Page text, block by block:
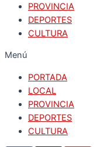
PROVINCIA
DEPORTES
CULTURA
Menú
PORTADA
LOCAL
PROVINCIA
DEPORTES
CULTURA